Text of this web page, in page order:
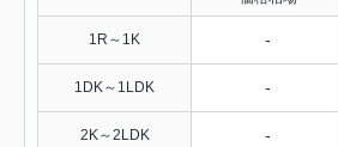
1R～1K -
1DK～1LDK -
2K～2LDK -